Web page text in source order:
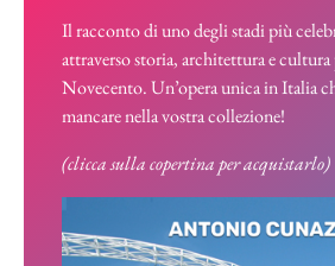
Il racconto di uno degli stadi più
attraverso storia, architettura e
Novecento. Un’opera unica in Italia
mancare nella vostra collezione!
(clicca sulla copertina per acquistarlo)